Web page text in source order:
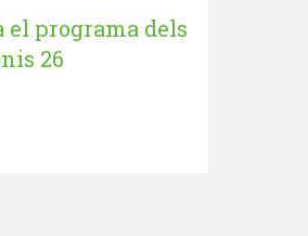
el programa dels
26